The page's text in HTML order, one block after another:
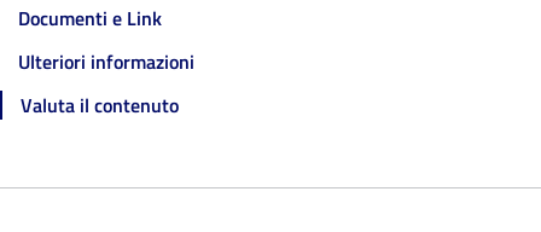
Documenti e Link
Ulteriori informazioni
Valuta il contenuto